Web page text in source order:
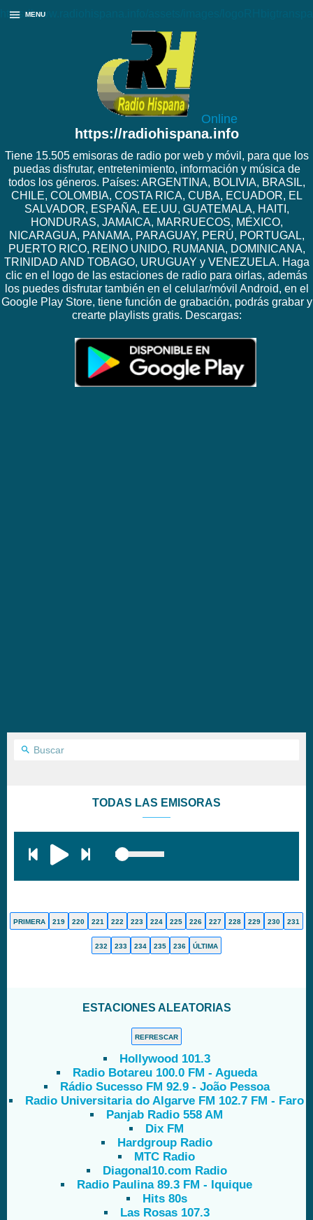
https://www.radiohispana.info/assets/images/
Online
https://radiohispana.info
Tiene 15.505 emisoras de radio por web y móvil, para que los
puedas disfrutar, entretenimiento, información y música de
todos los géneros. Países: ARGENTINA, BOLIVIA, BRASIL,
CHILE, COLOMBIA, COSTA RICA, CUBA, ECUADOR, EL
SALVADOR, ESPAÑA, EE.UU, GUATEMALA, HAITI,
HONDURAS, JAMAICA, MARRUECOS, MÉXICO,
NICARAGUA, PANAMA, PARAGUAY, PERÚ, PORTUGAL,
PUERTO RICO, REINO UNIDO, RUMANIA, DOMINICANA,
TRINIDAD AND TOBAGO, URUGUAY y VENEZUELA. Haga
clic en el logo de las estaciones de radio para oirlas, además
los puedes disfrutar también en el celular/móvil Android, en el
Google Play Store, tiene función de grabación, podrás grabar y
crearte playlists gratis. Descargas:
MENU
TODAS LAS EMISORAS
PRIMERA 219 220 221 222 223 224 225 226 227 228 229 230 231
232 233 234 235 236 ÚLTIMA
ESTACIONES ALEATORIAS
REFRESCAR
Hollywood 101.3
Radio Botareu 100.0 FM - Agueda
Rádio Sucesso FM 92.9 - João Pessoa
Radio Universitaria do Algarve FM 102.7 FM - Faro
Panjab Radio 558 AM
Dix FM
Hardgroup Radio
MTC Radio
Diagonal10.com Radio
Radio Paulina 89.3 FM - Iquique
Hits 80s
Las Rosas 107.3